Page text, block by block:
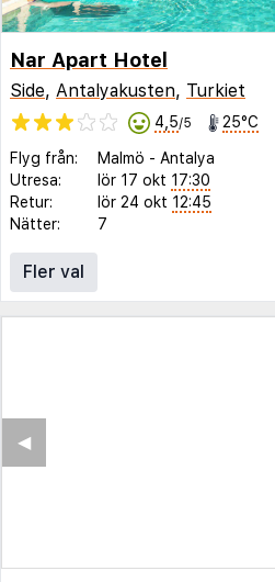
Nar Apart Hotel
Side, Antalyakusten, Turkiet
4,5/5 25°C
Flyg från: Malmö - Antalya
Utresa:
lör 17 okt 17:30
Retur:
lör 24 okt 12:45
Nätter:
7
Fler val
◀︎